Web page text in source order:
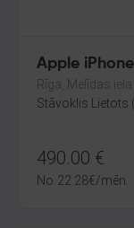
Apple
Rīga, Melīdas iela
Stāvoklis Lietots
490.00 €
No 22.28€/mēn.